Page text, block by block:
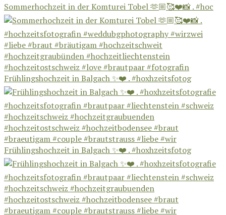
Sommerhochzeit in der Komturei Tobel 🫶🏼🥰❤️📸 . #hoc
Frühlingshochzeit in Balgach ✨❤️ . #hoxhzeitsfotog
Frühlingshochzeit in Balgach ✨❤️ . #hoxhzeitsfotog